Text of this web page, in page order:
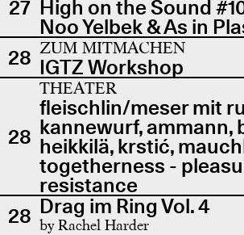
27 High on the Sound
Noo Yelbek & As in
28 ZUM MITMACHEN
IGTZ Workshop
28
THEATER
fleischlin/meser mit
kannewurf, ammann,
heikkilä, krstić,
togetherness -
resistance
28 Drag im Ring Vol. 4
by Rachel Harder